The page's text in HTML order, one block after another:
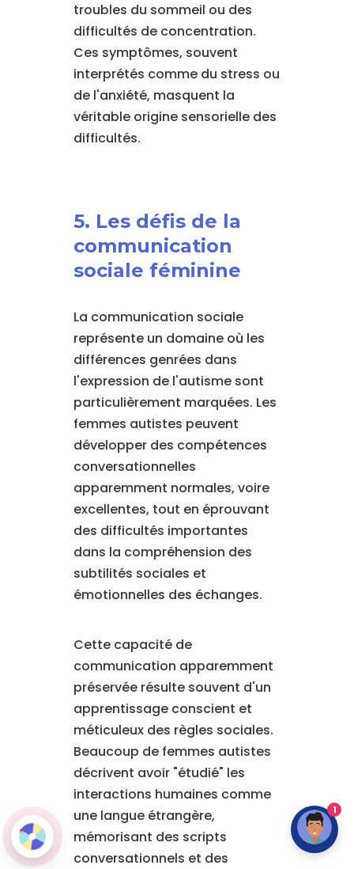
troubles du sommeil ou des
difficultés de concentration.
Ces symptômes, souvent
interprétés comme du stress ou
de l'anxiété, masquent la
véritable origine sensorielle des
difficultés.
5. Les défis de la
communication
sociale féminine
La communication sociale
représente un domaine où les
différences genrées dans
l'expression de l'autisme sont
particulièrement marquées. Les
femmes autistes peuvent
développer des compétences
conversationnelles
apparemment normales, voire
excellentes, tout en éprouvant
des difficultés importantes
dans la compréhension des
subtilités sociales et
émotionnelles des échanges.
Cette capacité de
communication apparemment
préservée résulte souvent d'un
apprentissage conscient et
méticuleux des règles sociales.
Beaucoup de femmes autistes
décrivent avoir "étudié" les
interactions humaines comme
une langue étrangère,
mémorisant des scripts
conversationnels et des
1